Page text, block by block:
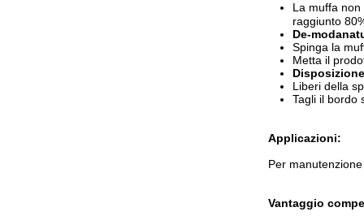
La muffa
raggiunto
De-
Spinga la
Metta il
Liberi della
Tagli il bordo
Applicazioni:
Per manutenzione
Vantaggio